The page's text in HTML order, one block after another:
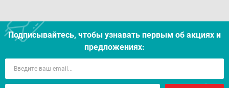
Подписывайтесь, чтобы узнавать первым об акцияx и
предложениях: